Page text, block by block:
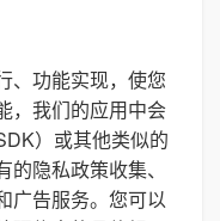
、功能实现，使您
，我们的应用中会
）或其他类似的
隐私政策收集、
广告服务。您可以